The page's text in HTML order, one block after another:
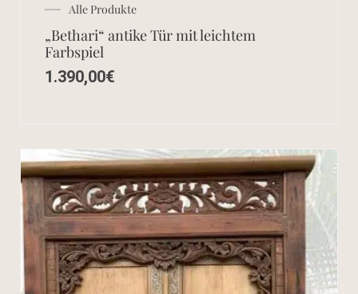
Alle Produkte
„Bethari“ antike Tür mit leichtem
Farbspiel
1.390,00€